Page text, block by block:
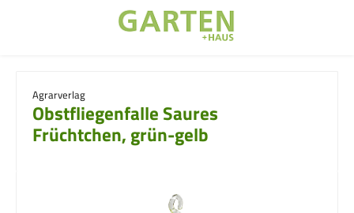
Agrarverlag
Obstfliegenfalle Saures
Früchtchen, grün-gelb